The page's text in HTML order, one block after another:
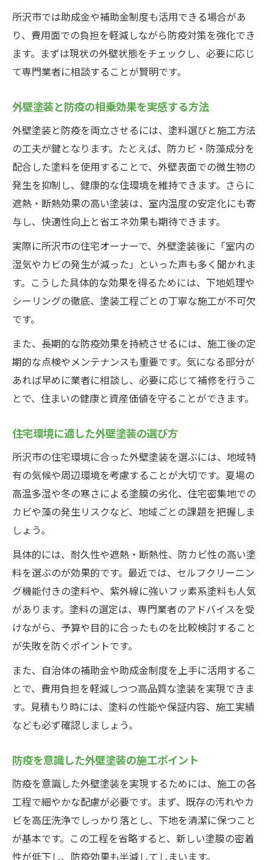
施工時期選びで外壁塗装の品質を守る方法
外壁塗装の失敗を防ぐための時期選定術
外壁塗装時期の見極めと防疫対策のポイン
補助金活用で外壁塗装費を賢く抑える方法
外壁塗装の補助金制度を上手に利用するコ
ツ
外壁塗装の費用削減に役立つ補助金申請方
法
外壁塗装補助金の対象となる工事内容とは
外壁塗装と省エネ改修で補助金を活用する
方法
外壁塗装費用を抑えるための補助金活用事
例
失敗しない業者選びのチェックポイント
外壁塗装業者の実績や口コミを確認する方
法
補助金対応可能な外壁塗装業者の見分け方
外壁塗装の見積もりで比較すべきポイント
外壁塗装業者選びで重視したいサポート体
所沢市では助成金や補助金制度も活用できる場合があ
り、費用面での負担を軽減しながら防疫対策を強化でき
ます。まずは現状の外壁状態をチェックし、必要に応じ
て専門業者に相談することが賢明です。
外壁塗装と防疫の相乗効果を実感する方法
外壁塗装と防疫を両立させるには、塗料選びと施工方法
の工夫が鍵となります。たとえば、防カビ・防藻成分を
配合した塗料を使用することで、外壁表面での微生物の
発生を抑制し、健康的な住環境を維持できます。さらに
遮熱・断熱効果の高い塗装は、室内温度の安定化にも寄
与し、快適性向上と省エネ効果も期待できます。
実際に所沢市の住宅オーナーで、外壁塗装後に「室内の
湿気やカビの発生が減った」といった声も多く聞かれま
す。こうした具体的な効果を得るためには、下地処理や
シーリングの徹底、塗装工程ごとの丁寧な施工が不可欠
です。
また、長期的な防疫効果を持続させるには、施工後の定
期的な点検やメンテナンスも重要です。気になる部分が
あれば早めに業者に相談し、必要に応じて補修を行うこ
とで、住まいの健康と資産価値を守ることができます。
住宅環境に適した外壁塗装の選び方
所沢市の住宅環境に合った外壁塗装を選ぶには、地域特
有の気候や周辺環境を考慮することが大切です。夏場の
高温多湿や冬の寒さによる塗膜の劣化、住宅密集地での
カビや藻の発生リスクなど、地域ごとの課題を把握しま
しょう。
具体的には、耐久性や遮熱・断熱性、防カビ性の高い塗
料を選ぶのが効果的です。最近では、セルフクリーニン
グ機能付きの塗料や、紫外線に強いフッ素系塗料も人気
があります。塗料の選定は、専門業者のアドバイスを受
けながら、予算や目的に合ったものを比較検討すること
が失敗を防ぐポイントです。
また、自治体の補助金や助成金制度を上手に活用するこ
とで、費用負担を軽減しつつ高品質な塗装を実現できま
す。見積もり時には、塗料の性能や保証内容、施工実績
なども必ず確認しましょう。
防疫を意識した外壁塗装の施工ポイント
防疫を意識した外壁塗装を実現するためには、施工の各
工程で細やかな配慮が必要です。まず、既存の汚れやカ
ビを高圧洗浄でしっかり落とし、下地を清潔に保つこと
が基本です。この工程を省略すると、新しい塗膜の密着
性が低下し、防疫効果も半減してしまいます。